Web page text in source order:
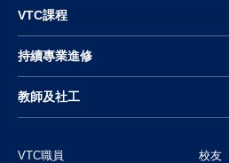
VTC課程
持續專業進修
教師及社工
VTC職員 校友